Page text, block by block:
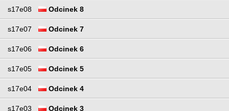
s17e08 Odcinek 8
s17e07 Odcinek 7
s17e06 Odcinek 6
s17e05 Odcinek 5
s17e04 Odcinek 4
s17e03 Odcinek 3